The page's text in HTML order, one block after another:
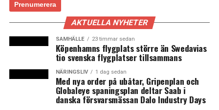
Skånetrafikens trafikdirektör Linus Eriksson gett på
Twitter och som News Øresund refererade till i en
tidigare artikel i dag. Det handlade om ett
missförstånd mellan DSB och Skånetrafiken. De
planer som finns handlar enbart om att införa
tiominuterstrafik mellan Huvudbangården och
Kastrup på den danska sidan. Men den
begränsningen ser inte Skånetrafiken som hållbar,
säger Linus Eriksson till News Øresund.
AKTUELLA NYHETER
SAMHÄLLE 23 timmar sedan
Köpenhamns flygplats större än Swedavias
tio svenska flygplatser tillsammans
NÄRINGSLIV 1 dag sedan
Med nya order på ubåtar, Gripenplan och
Globaleye spaningsplan deltar Saab i
danska försvarsmässan Dalo Industry Days